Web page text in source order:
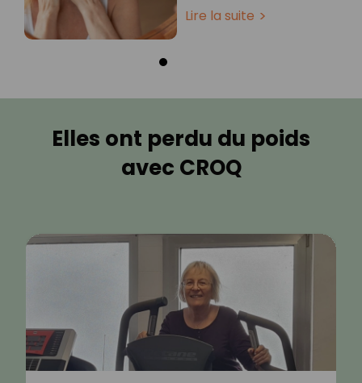
Lire la suite
Elles ont perdu du poids
avec CROQ